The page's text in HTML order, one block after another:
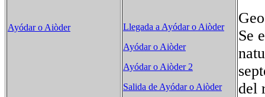
Ayódar o Aiòder
Llegada a Ayódar o Aiòder
Ayódar o Aiòder
Ayódar o Aiòder 2
Salida de Ayódar o Aiòder
Se
del